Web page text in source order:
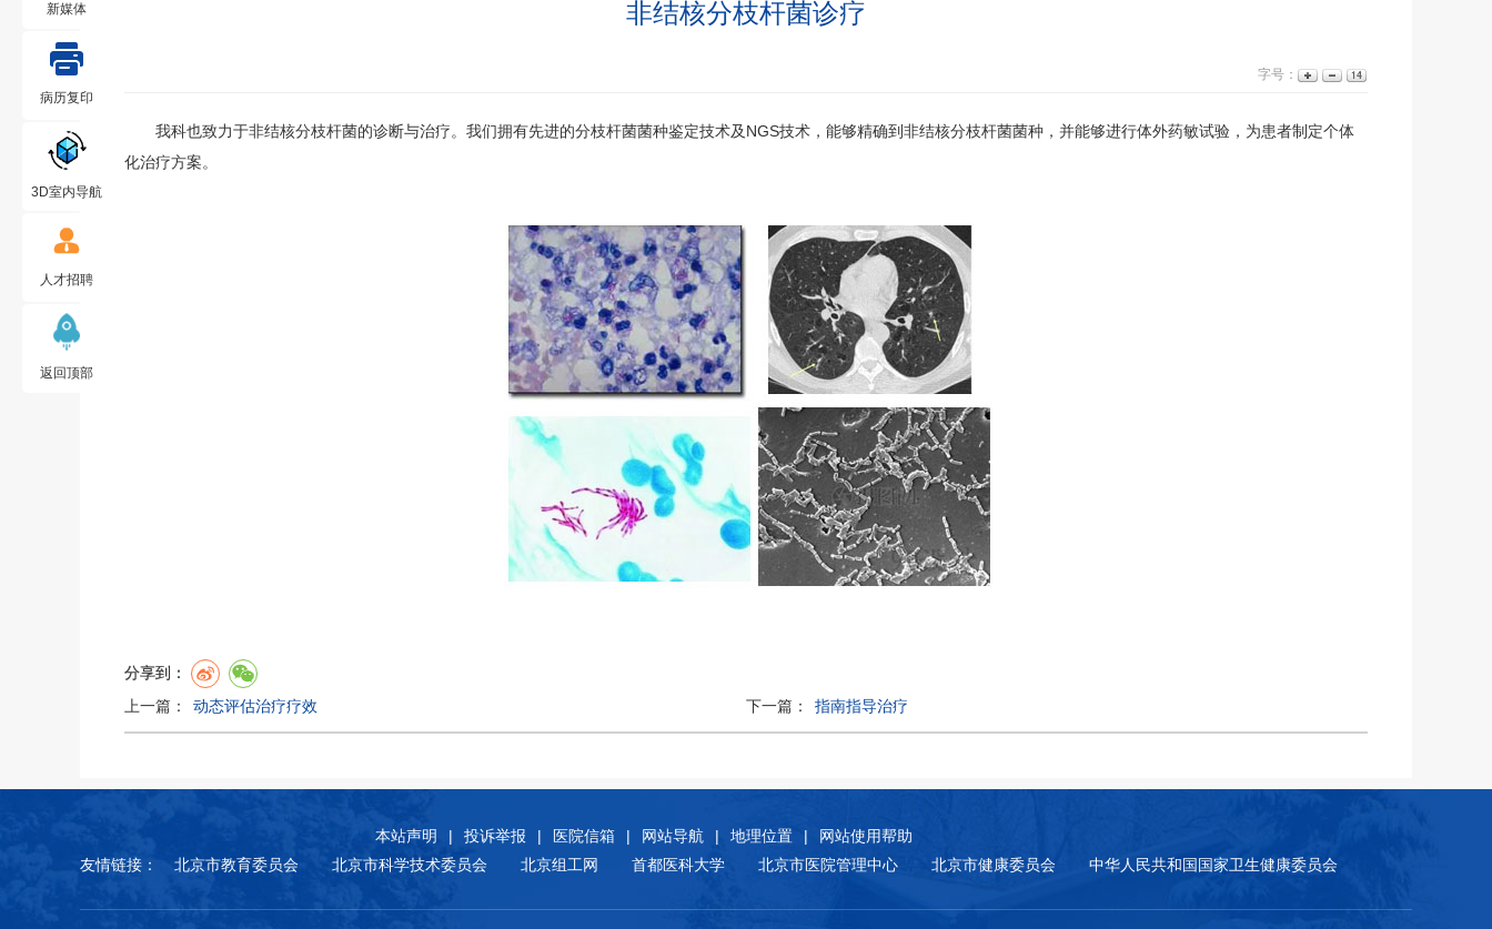
非结核分枝杆菌诊疗
字号：
我科也致力于非结核分枝杆菌的诊断与治疗。我们拥有先进的分枝杆菌菌种鉴定技术及NGS技术，能够精确到非结核分枝杆菌菌种，并能够进行体外药敏试验，为患者制定个体
化治疗方案。
分享到：
上一篇： 动态评估治疗疗效 下一篇： 指南指导治疗
本站声明 | 投诉举报 | 医院信箱 | 网站导航 | 地理位置 |
网站使用帮助
友情链接：
北京市教育委员会 北京市科学技术委员会 北京组工网 首都医科大学 北京市医院管理中心 北京市健康委员会 中华人民共和国国家卫生健康委员会
新媒体
病历复印
3D室内导航
人才招聘
返回顶部